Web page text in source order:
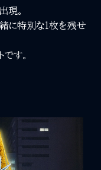
現。
に特別な1枚を残せ
す。